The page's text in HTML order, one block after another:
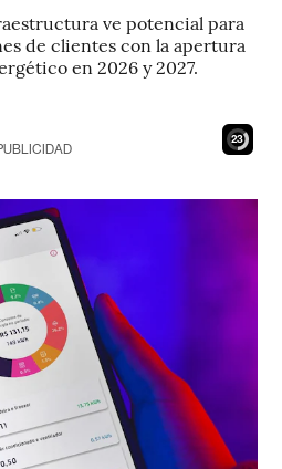
ve potencial para
de clientes con la apertura
en 2026 y 2027.
21